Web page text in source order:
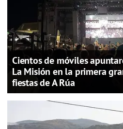
Cientos de móviles
La Misión en la primera
fiestas de A Rúa